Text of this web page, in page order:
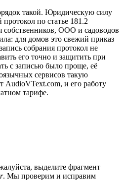
такой. Юридическую силу
по статье 181.2
собственников, ООО и садоводов
для домов это свежий приказ
собрания протокол не
его точно и защитить при
с записью было проще, её
сервисов такую
AudioVText.com, и его работу
тарифе.
выделите фрагмент
. Мы проверим и исправим